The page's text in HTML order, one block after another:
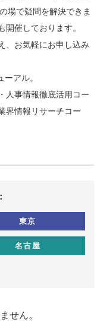
場で疑問を解決できま
催しております。
、お気軽にお申し込み
アル。
人事情報徹底活用コー
界情報リサーチコー
東京
名古屋
せん。